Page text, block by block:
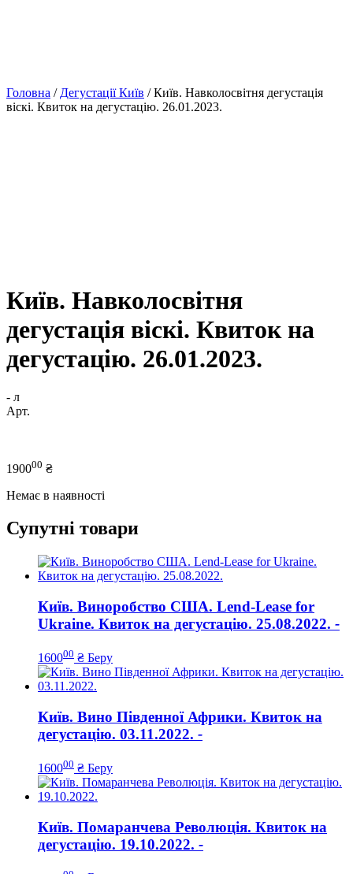
Головна / Дегустації Київ /Київ. Навколосвітня дегустація
віскі. Квиток на дегустацію. 26.01.2023.
Київ. Навколосвітня
дегустація віскі. Квиток на
дегустацію. 26.01.2023.
- л
Арт.
190000 ₴
Немає в наявності
Супутні товари
Київ. Виноробство США. Lend-Lease for
Ukraine. Квиток на дегустацію. 25.08.2022. -
160000 ₴ Беру
Київ. Вино Південної Африки. Квиток на
дегустацію. 03.11.2022. -
160000 ₴ Беру
Київ. Помаранчева Революція. Квиток на
дегустацію. 19.10.2022. -